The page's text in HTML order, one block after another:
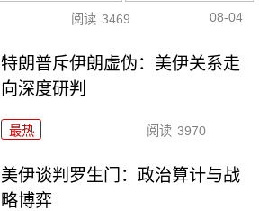
阅读 3469 08-04
特朗普斥伊朗虚伪：美伊关系走
向深度研判
最热 阅读 3970
美伊谈判罗生门：政治算计与战
略博弈